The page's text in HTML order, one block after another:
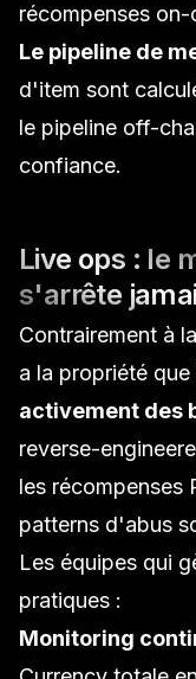
récompenses
Le pipeline de
d'item sont
le pipeline off-
confiance.
Live ops : le
s'arrête
Contrairement à
a la propriété que
activement des
reverse-
les récompenses
patterns d'abus
Les équipes qui
pratiques :
Monitoring